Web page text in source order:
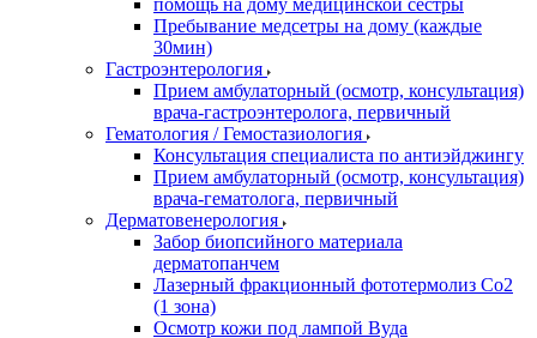
помощь на дому медицинской сестры
Пребывание медсетры на дому (каждые
30мин)
Гастроэнтерология
Прием амбулаторный (осмотр, консультация)
врача-гастроэнтеролога, первичный
Гематология / Гемостазиология
Консультация специалиста по антиэйджингу
Прием амбулаторный (осмотр, консультация)
врача-гематолога, первичный
Дерматовенерология
Забор биопсийного материала
дерматопанчем
Лазерный фракционный фототермолиз Со2
(1 зона)
Осмотр кожи под лампой Вуда